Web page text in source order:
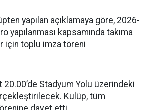
yapılan açıklamaya göre, 2026-
yapılanması kapsamında takıma
için toplu imza töreni
20.00’de Stadyum Yolu üzerindeki
Kulüp, tüm